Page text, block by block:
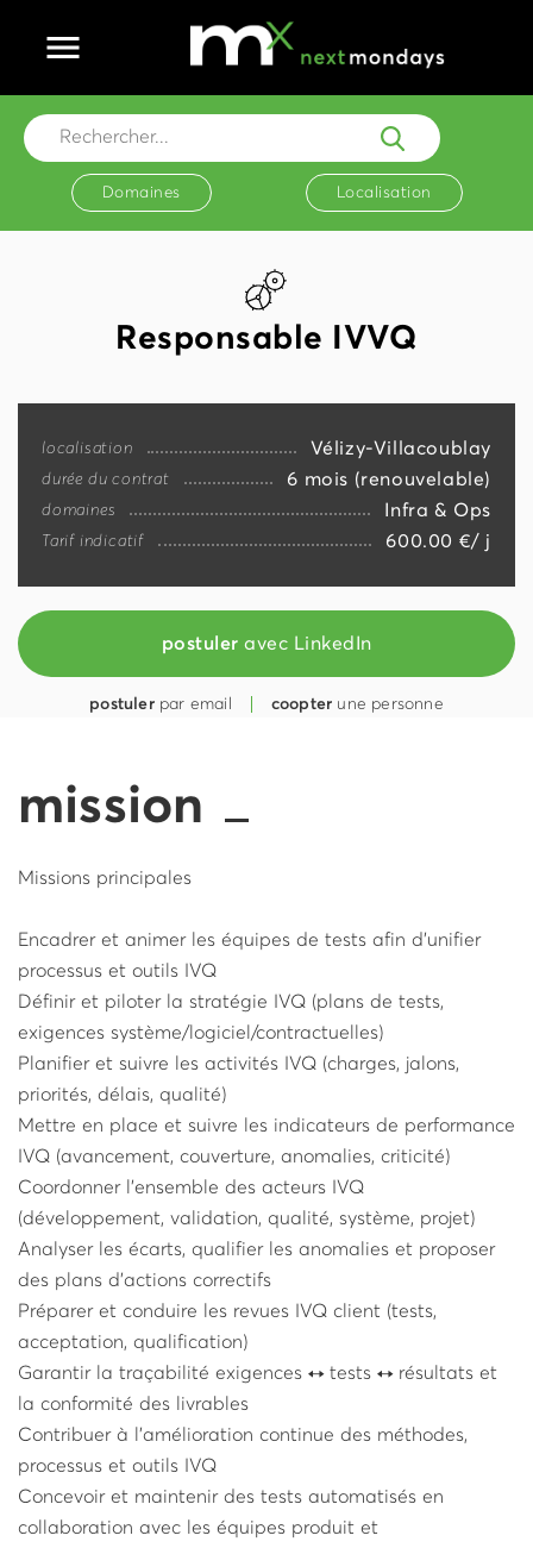
Ouvrir le menu principal
Domaines Localisation
Rechercher...
Responsable IVVQ
localisation Vélizy-Villacoublay
durée du contrat 6 mois (renouvelable)
domaines Infra & Ops
Tarif indicatif 600.00 €/ j
postuler avec LinkedIn
postulerpar email coopter une personne
mission
Missions principales
Encadrer et animer les équipes de tests afin d’unifier
processus et outils IVQ
Définir et piloter la stratégie IVQ (plans de tests,
exigences système/logiciel/contractuelles)
Planifier et suivre les activités IVQ (charges, jalons,
priorités, délais, qualité)
Mettre en place et suivre les indicateurs de performance
IVQ (avancement, couverture, anomalies, criticité)
Coordonner l’ensemble des acteurs IVQ
(développement, validation, qualité, système, projet)
Analyser les écarts, qualifier les anomalies et proposer
des plans d’actions correctifs
Préparer et conduire les revues IVQ client (tests,
acceptation, qualification)
Garantir la traçabilité exigences ↔ tests ↔ résultats et
la conformité des livrables
Contribuer à l’amélioration continue des méthodes,
processus et outils IVQ
Concevoir et maintenir des tests automatisés en
collaboration avec les équipes produit et